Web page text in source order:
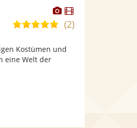
Dieser
Künstler
stellt
Fotos
bereit.
Dieser
Künstler
5,0
5
(2)
Kostümen und
eine Welt der